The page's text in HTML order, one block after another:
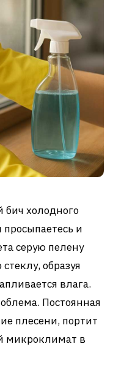
бич холодного
и
серую пелену
образуя
влага.
Постоянная
плесени, портит
микроклимат в